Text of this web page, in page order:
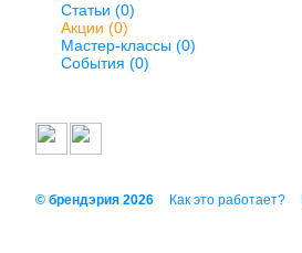
Статьи (0)
Акции (0)
Мастер-классы (0)
События (0)
© брендэрия 2026 Как это работает?